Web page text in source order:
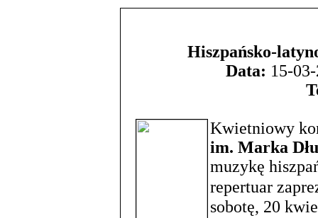
Hiszpańsko-
Data: 15-
Kwietniowy
im. Marka
muzykę
repertuar
sobotę, 20